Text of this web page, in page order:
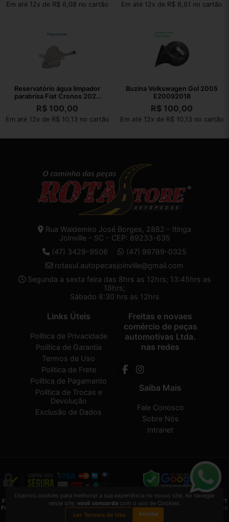
Em até 12x de R$ 6,08 no cartão Em até 12x de R$ 8,61 no cartão
Reservatório água limpador
parabrisa Fiat Cronos 2023
22260
R$ 100,00
Em até 12x de R$ 10,13 no cartão
Buzina Volkswagen Gol 2005
E20092018
R$ 100,00
Em até 12x de R$ 10,13 no cartão
Rua Waldemiro José Borges, 2882 - Itinga
Joinville - SC - CEP: 89233-635
(47) 3429-9506
(47) 99789-0325
rotasul.autopecasjoinville@gmail.com
Segunda a sexta feira das 8hrs as 12hrs; 13:45hrs as
18hrs;
Sábado 8:30 hrs as 12hrs
Links Úteis
Política de Privacidade
Política de Garantia
Termos de Uso
Política de Frete
Política de Pagamento
Política de Trocas e
Devolução
Exclusão de Dados
Freitas e novaes
comércio de peças
automotivas Ltda.
nas redes
Saiba Mais
Fale Conosco
Sobre Nós
Intranet
Freitas e novaes comércio de peças automotivas Ltda.2026 CREATED BYVAAPT
Freitas e novaes comércio de peças automotivas Ltda.é uma empresa inscrita no
CNPJ13.495.371/0001-33
Usamos cookies para melhorar a sua experiência no nosso site. Ao navegar
neste site, você concordacom o uso de Cookies.
Ler Termos de Uso
Aceitar